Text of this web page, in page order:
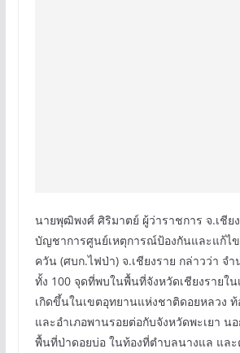
นายพุฒิพงศ์ ศิริมาตย์ ผู้ว่าราชการ จ.เชีย
บัญชาการศูนย์เหตุการณ์ป้องกันและแก้ไ
ควัน (ศบก.ไฟป่า) จ.เชียงราย กล่าวว่า จ
ทั้ง 100 จุดที่พบในพื้นที่จังหวัดเชียงรายใ
เกิดขึ้นในเขตอุทยานแห่งชาติดอยหลวง ท้
และอำเภอพานรอยต่อกับจังหวัดพะเยา น
พื้นที่ป่าดอยบ่อ ในท้องที่ตำบลนางแล แล